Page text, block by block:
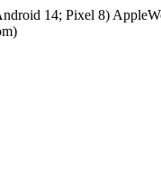
14; Pixel 8)